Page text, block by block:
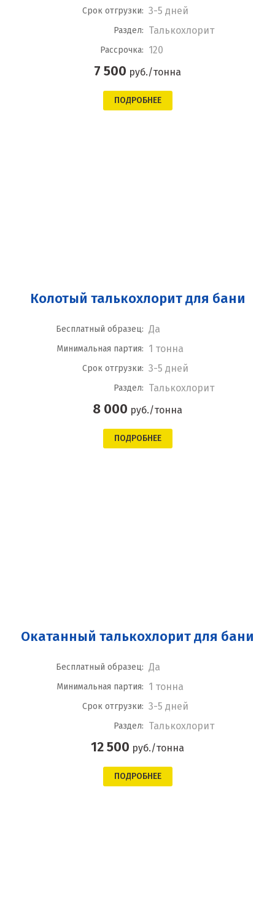
Срок отгрузки: 3-5 дней
Раздел: Талькохлорит
Рассрочка: 120
7 500 руб./тонна
ПОДРОБНЕЕ
Колотый талькохлорит для бани
Бесплатный образец: Да
Минимальная партия: 1 тонна
Срок отгрузки: 3-5 дней
Раздел: Талькохлорит
8 000 руб./тонна
ПОДРОБНЕЕ
Окатанный талькохлорит для бани
Бесплатный образец: Да
Минимальная партия: 1 тонна
Срок отгрузки: 3-5 дней
Раздел: Талькохлорит
12 500 руб./тонна
ПОДРОБНЕЕ